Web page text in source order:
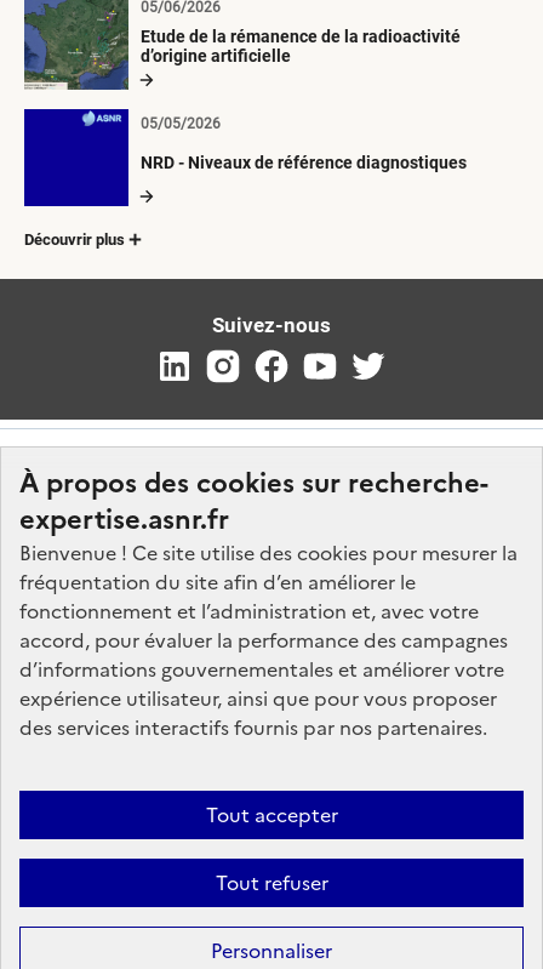
À propos des cookies sur recherche-
expertise.asnr.fr
Bienvenue ! Ce site utilise des cookies pour mesurer la
fréquentation du site afin d’en améliorer le
fonctionnement et l’administration et, avec votre
accord, pour évaluer la performance des campagnes
d’informations gouvernementales et améliorer votre
expérience utilisateur, ainsi que pour vous proposer
des services interactifs fournis par nos partenaires.
Tout accepter
Tout refuser
Personnaliser
Etude de la rémanence de la radioactivité
d’origine artificielle
05/06/2026
NRD - Niveaux de référence diagnostiques
05/05/2026
Découvrir plus
Suivez-nous
Nos marchés
Nos offres d'emploi
FAQ
Glossaire
Plan du site